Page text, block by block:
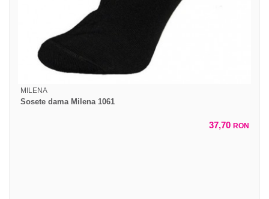
MILENA
Sosete dama Milena 1061
37,70 RON